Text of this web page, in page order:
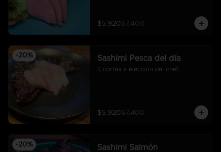
$5.920$7.400
-20% Sashimi Pesca del día
3 cortes a elección del chef.
$5.920$7.400
-20% Sashimi Salmón